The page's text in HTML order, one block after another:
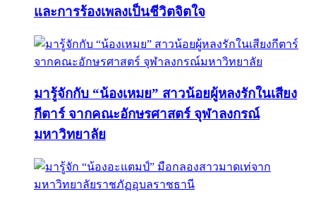
และการร้องเพลงเป็นชีวิตจิตใจ
มารู้จักกับ “น้องเหมย” สาวน้อยผู้หลงรักในเสียง
กีตาร์ จากคณะอักษรศาสตร์ จุฬาลงกรณ์
มหาวิทยาลัย